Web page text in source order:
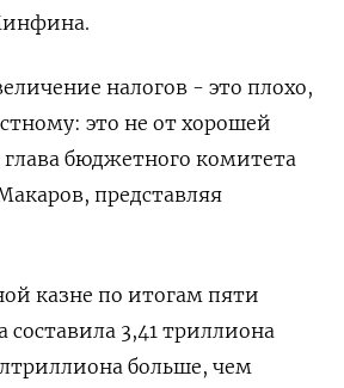
налогов - это плохо,
это не от хорошей
бюджетного комитета
представляя
казне по итогам пяти
составила 3,41 триллиона
больше, чем